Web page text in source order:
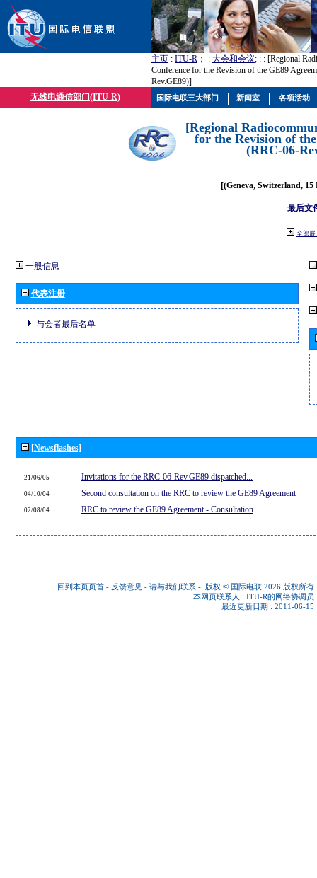
主页 : ITU-R ； : 大会和会议; : : [Regional
Conference for the Revision of the GE89
Rev.GE89)]
无线电通信部门(ITU-R)
[Regional
for the Revision of
(RRC-06-
[(Geneva, Switzerland, 15
最后文
全部展
一般信息
代表注册
与会者最后名单
[Newsflashes]
21/06/05 Invitations for the RRC-06-Rev.GE89 dispatched...
04/10/04 Second consultation on the RRC to review the GE89 Agreement
02/08/04 RRC to review the GE89 Agreement - Consultation
回到本页页首 - 反馈意见 - 请与我们联系 - 版权 © 国际电联 2026 版权所有
本网页联系人 : ITU-R的网络协调员
最近更新日期 : 2011-06-15
国际电联三大部门 新闻室 各项活动